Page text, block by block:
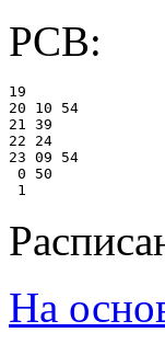
РСВ:
19
20 10 54
21 39
22 24
23 09 54
0 50
На